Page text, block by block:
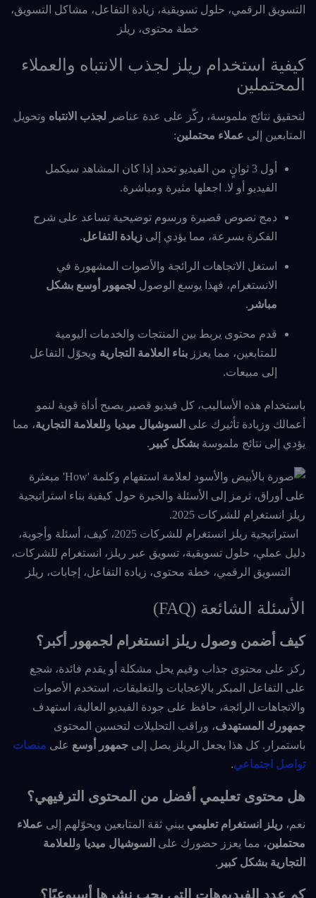
التسويق الرقمي، حلول تسويقية، زيادة التفاعل، مشاكل التسويق،
خطة محتوى، ريلز
كيفية استخدام ريلز لجذب الانتباه والعملاء
المحتملين
لتحقيق نتائج ملموسة، ركّز على عدة عناصر لجذب الانتباه وتحويل
المتابعين إلى عملاء محتملين:
أول 3 ثوانٍ من الفيديو تحدد إذا كان المشاهد سيكمل
الفيديو أو لا. اجعلها مثيرة ومباشرة.
دمج نصوص قصيرة ورسوم توضيحية تساعد على شرح
الفكرة بسرعة، مما يؤدي إلى زيادة التفاعل.
استغل الاتجاهات الرائجة والأصوات المشهورة في
الانستغرام، فهذا يوسع الوصول لجمهور أوسع بشكل
مباشر .
قدم محتوى يربط بين المنتجات والخدمات اليومية
للمتابعين، مما يعزز بناء العلامة التجارية ويحوّل التفاعل
إلى مبيعات.
باستخدام هذه الأساليب، كل فيديو قصير يصبح أداة قوية لنمو
أعمالك وزيادة تأثيرك على السوشيال ميديا وللعلامة التجارية، مما
يؤدي إلى نتائج ملموسة بشكل كبير .
استراتيجية ريلز انستغرام للشركات 2025، كيف، أسئلة وأجوبة،
دليل عملي، حلول تسويقية، تسويق عبر ريلز، انستغرام للشركات،
التسويق الرقمي، خطة محتوى، زيادة التفاعل، إجابات، ريلز
الأسئلة الشائعة (FAQ)
كيف أضمن وصول ريلز انستغرام لجمهور أكبر؟
ركز على محتوى جذاب وقيم يحل مشكلة أو يقدم فائدة، شجع
على التفاعل المبكر بالإعجابات والتعليقات، استخدم الأصوات
والاتجاهات الرائجة، حافظ على جودة الفيديو العالية، استهدف
جمهورك المستهدف، وراقب التحليلات لتحسين المحتوى
باستمرار. كل هذا يجعل الريلز يصل إلى جمهور أوسع على منصات
تواصل اجتماعي.
هل محتوى تعليمي أفضل من المحتوى الترفيهي؟
نعم، ريلز انستغرام تعليمي يبني ثقة المتابعين ويحوّلهم إلى عملاء
محتملين، مما يعزز حضورك على السوشيال ميديا وللعلامة
التجارية بشكل كبير .
كم عدد الفيديوهات التي يجب نشرها أسبوعيًا؟